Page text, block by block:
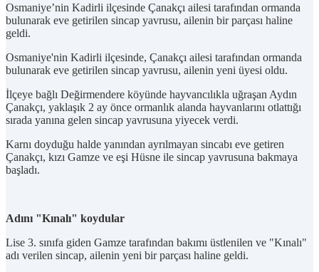
Osmaniye’nin Kadirli ilçesinde Çanakçı ailesi tarafından ormanda
bulunarak eve getirilen sincap yavrusu, ailenin bir parçası haline
geldi.
Osmaniye'nin Kadirli ilçesinde, Çanakçı ailesi tarafından ormanda
bulunarak eve getirilen sincap yavrusu, ailenin yeni üyesi oldu.
İlçeye bağlı Değirmendere köyünde hayvancılıkla uğraşan Aydın
Çanakçı, yaklaşık 2 ay önce ormanlık alanda hayvanlarını otlattığı
sırada yanına gelen sincap yavrusuna yiyecek verdi.
Karnı doyduğu halde yanından ayrılmayan sincabı eve getiren
Çanakçı, kızı Gamze ve eşi Hüsne ile sincap yavrusuna bakmaya
başladı.
Adını "Kınalı" koydular
Lise 3. sınıfa giden Gamze tarafından bakımı üstlenilen ve "Kınalı"
adı verilen sincap, ailenin yeni bir parçası haline geldi.